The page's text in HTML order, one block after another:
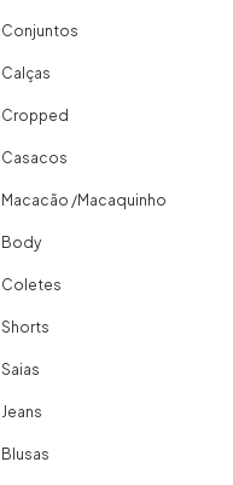
Conjuntos
Calças
Cropped
Casacos
Macacão /Macaquinho
Body
Coletes
Shorts
Saias
Jeans
Blusas